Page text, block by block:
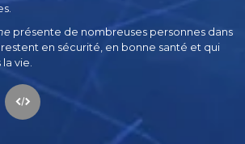
présente de nombreuses personnes dans
en sécurité, en bonne santé et qui
vie.